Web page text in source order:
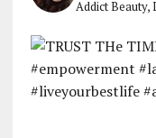
AddictBeauty,